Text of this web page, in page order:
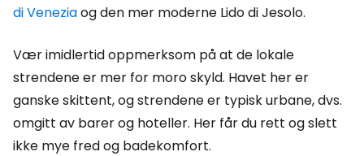
di Veneziaog den mer moderne Lido di Jesolo.
Vær imidlertid oppmerksom på at de lokale
strendene er mer for moro skyld. Havet her er
ganske skittent, og strendene er typisk urbane, dvs.
omgitt av barer og hoteller. Her får du rett og slett
ikke mye fred og badekomfort.